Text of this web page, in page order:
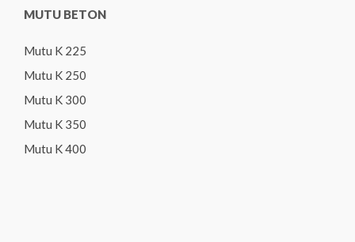
MUTU BETON
Mutu K 225
Mutu K 250
Mutu K 300
Mutu K 350
Mutu K 400